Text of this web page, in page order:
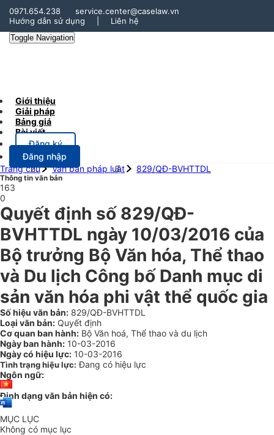
0971.654.238
service.center@caselaw.vn
Hướng dẫn sử dụng
Liên hệ
Toggle Navigation
Giới thiệu
Giải pháp
Bảng giá
Bài viết
Đăng ký
Đăng nhập
Trang chủ
Văn bản pháp luật 829/QĐ-BVHTTDL
Thông tin văn bản
163
0
Quyết định số 829/QĐ-
BVHTTDL ngày 10/03/2016 của
Bộ trưởng Bộ Văn hóa, Thể thao
và Du lịch Công bố Danh mục di
sản văn hóa phi vật thể quốc gia
Số hiệu văn bản: 829/QĐ-BVHTTDL
Loại văn bản: Quyết định
Cơ quan ban hành: Bộ Văn hoá, Thể thao và du lịch
Ngày ban hành: 10-03-2016
Ngày có hiệu lực: 10-03-2016
Tình trạng hiệu lực: Đang có hiệu lực
Ngôn ngữ:
Định dạng văn bản hiện có:
MỤC LỤC
Không có mục lục